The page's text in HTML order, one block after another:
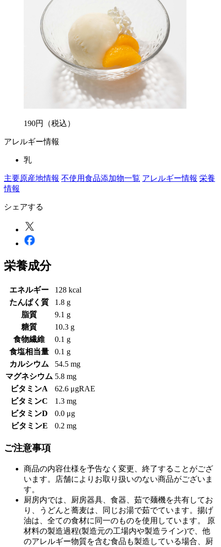
190円 （税込）
アレルギー情報
乳
主要原産地情報 不使用食品添加物一覧 アレルギー情報 栄養
情報
シェアする
栄養成分
エネルギー
128 kcal
たんぱく質
1.8 g
脂質
9.1 g
糖質
10.3 g
食物繊維
0.1 g
食塩相当量
0.1 g
カルシウム
54.5 mg
マグネシウム 5.8 mg
ビタミンA
62.6 μgRAE
ビタミンC
1.3 mg
ビタミンD
0.0 μg
ビタミンE
0.2 mg
ご注意事項
商品の内容仕様を予告なく変更、終了することがござ
います。店舗によりお取り扱いのない商品がございま
す。
厨房内では、厨房器具、食器、茹で麺機を共有してお
り、うどんと蕎麦は、同じお湯で茹でています。揚げ
油は、全ての食材に同一のものを使用しています。 原
材料の製造過程(製造元の工場内や製造ライン)で、他
のアレルギー物質を含む食品も製造している場合、厨